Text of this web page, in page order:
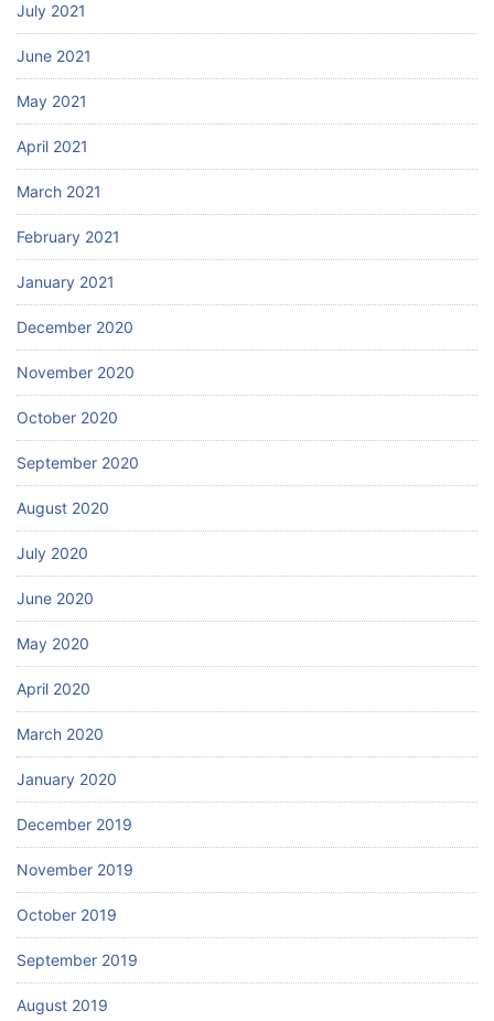
July 2021
June 2021
May 2021
April 2021
March 2021
February 2021
January 2021
December 2020
November 2020
October 2020
September 2020
August 2020
July 2020
June 2020
May 2020
April 2020
March 2020
January 2020
December 2019
November 2019
October 2019
September 2019
August 2019